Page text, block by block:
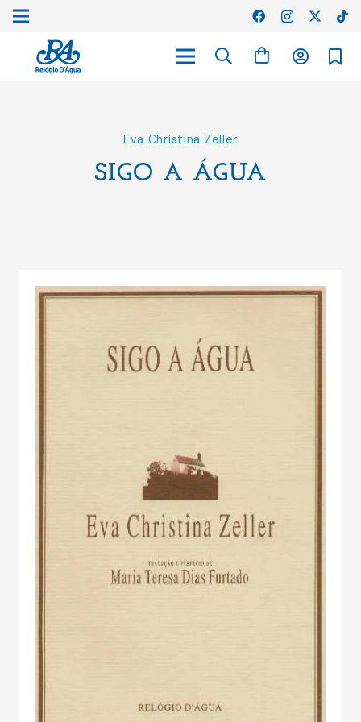
Eva Christina Zeller
SIGO A ÁGUA